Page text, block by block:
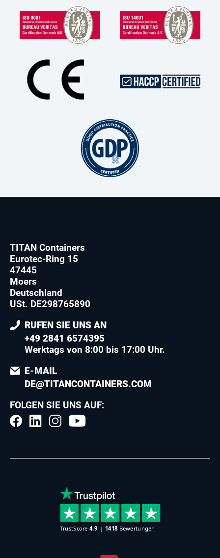
TITAN Containers
Eurotec-Ring 15
47445
Moers
Deutschland
USt. DE298765890
RUFEN SIE UNS AN
+49 2841 6574395
Werktags von 8:00 bis 17:00 Uhr.
E-MAIL
DE@TITANCONTAINERS.COM
FOLGEN SIE UNS AUF: